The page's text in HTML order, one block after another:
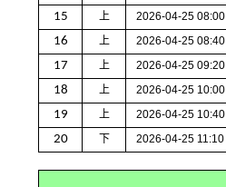
15 上 2026-04-25 08:00
16 上 2026-04-25 08:40
17 上 2026-04-25 09:20
18 上 2026-04-25 10:00
19 上 2026-04-25 10:40
20 下 2026-04-25 11:10